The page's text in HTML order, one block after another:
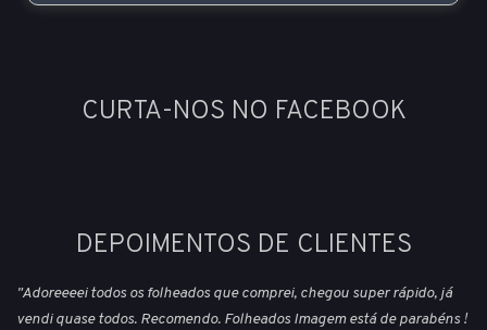
CURTA-NOS NO FACEBOOK
DEPOIMENTOS DE CLIENTES
"Adoreeeei todos os folheados que comprei, chegou super rápido, já
vendi quase todos. Recomendo. Folheados Imagem está de parabéns !